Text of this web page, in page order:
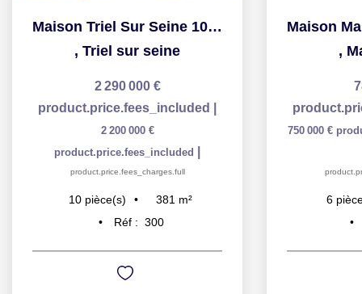
Maison Triel Sur Seine 10 pièce(s) 381.30 m2
, Triel sur seine
2 290 000 €
product.price.fees_included
2 200 000 €
product.price.fees_included
product.price.fees_charges.full
10 pièce(s) 381 m²
Réf : 300
,
750 000 €
6